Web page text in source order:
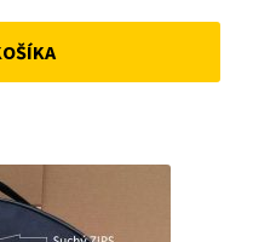
price
is: